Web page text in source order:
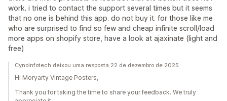
work. i tried to contact the support several times but it seems
that no one is behind this app. do not buy it. for those like me
who are surprised to find so few and cheap infinite scroll/load
more apps on shopify store, have a look at ajaxinate (light and
free)
CynoInfotech deixou uma resposta 22 de dezembro de 2025
Hi Moryarty Vintage Posters,
Thank you for taking the time to share your feedback. We truly